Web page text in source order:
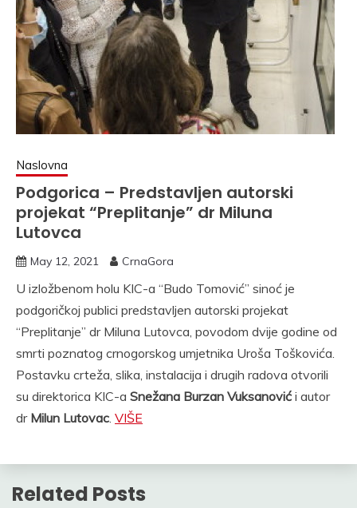
Naslovna
Podgorica – Predstavljen autorski
projekat “Preplitanje” dr Miluna
Lutovca
May 12, 2021 CrnaGora
U izložbenom holu KIC-a “Budo Tomović” sinoć je
podgoričkoj publici predstavljen autorski projekat
“Preplitanje” dr Miluna Lutovca, povodom dvije godine od
smrti poznatog crnogorskog umjetnika Uroša Toškovića.
Postavku crteža, slika, instalacija i drugih radova otvorili
su direktorica KIC-a Snežana Burzan Vuksanović i autor
dr Milun Lutovac. VIŠE
Related Posts